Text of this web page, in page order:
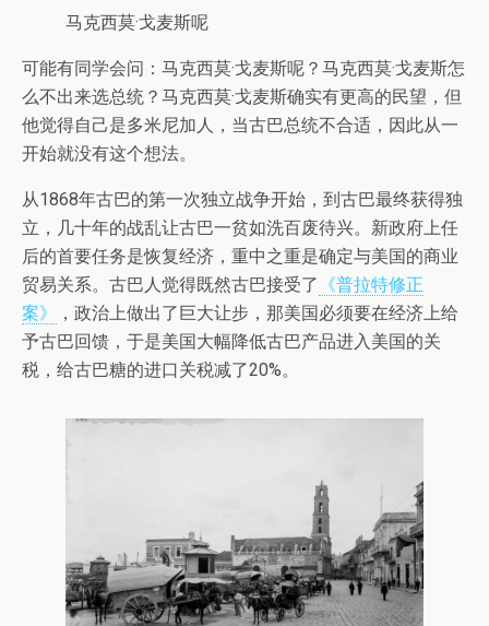
马克西莫·戈麦斯呢
可能有同学会问：马克西莫·戈麦斯呢？马克西莫·戈麦斯怎
么不出来选总统？马克西莫·戈麦斯确实有更高的民望，但
他觉得自己是多米尼加人，当古巴总统不合适，因此从一
开始就没有这个想法。
从1868年古巴的第一次独立战争开始，到古巴最终获得独
立，几十年的战乱让古巴一贫如洗百废待兴。新政府上任
后的首要任务是恢复经济，重中之重是确定与美国的商业
贸易关系。古巴人觉得既然古巴接受了 《普拉特修正
案》
，政治上做出了巨大让步，那美国必须要在经济上给
予古巴回馈，于是美国大幅降低古巴产品进入美国的关
税，给古巴糖的进口关税减了20%。